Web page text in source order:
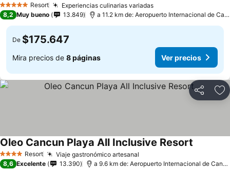
5 Estrellas Resort
Experiencias culinarias variadas
8,2 Muy bueno 13.849 a 11.2 km de: Aeropuerto Internacional de Cancún
De $175.647
Mira precios de 8 páginas Ver precios
Compartir
4 EstrellasResort Viaje gastronómico artesanal
Oleo Cancun Playa All Inclusive Resort
8,6 Excelente 13.390 a 9.6 km de: Aeropuerto Internacional de Cancún